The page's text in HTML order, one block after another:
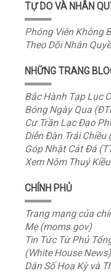
TỰ DO VÀ NHÂN
Phóng Viên Không
Theo Dõi Nhân
NHỮNG TRANG
Bắc Hành Tạp Lục
Bóng Ngày Qua
Cư Trần Lạc Đạo
Diễn Đàn Trái Chiều
Góp Nhặt Cát Đá
Xem Nôm Thuý
CHÍNH PHỦ
Trang mạng của
Mẹ (moms.gov)
Tin Tức Từ Phủ
(White House News)
Dân Số Hoa Kỳ và